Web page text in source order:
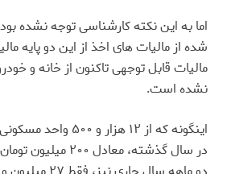
اما به این نکته کارشناسی توجه نشده
شده از مالیات های اخذ از این دو پایه
مالیات قابل توجهی تاکنون از خانه و
نشده است.
اینگونه که از ۱۲
در سال گذشته، معادل